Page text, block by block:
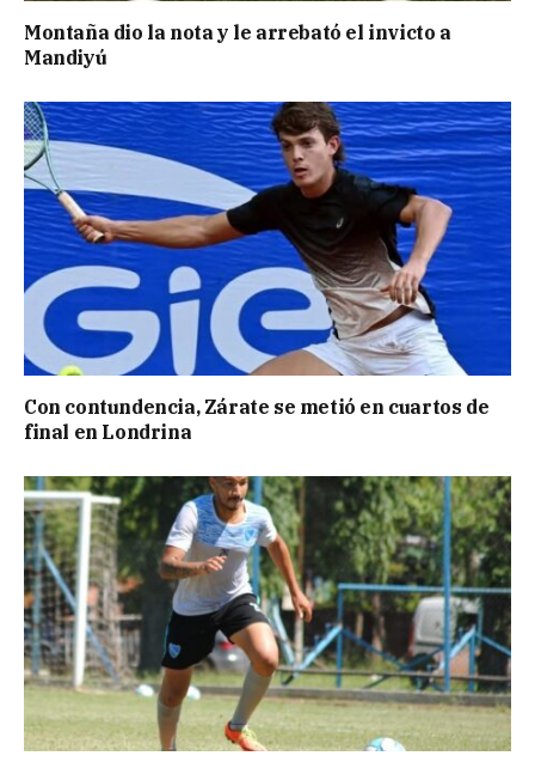
Montaña dio la nota y le arrebató el invicto a
Mandiyú
Con contundencia, Zárate se metió en cuartos de
final en Londrina